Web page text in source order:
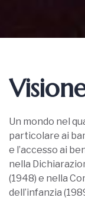
Un mondo nel
particolare ai
e l’accesso ai
nella
(1948) e nella
dell’infanzia